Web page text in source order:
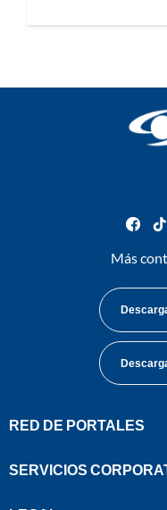
Más
RED DE PORTALES
SERVICIOS